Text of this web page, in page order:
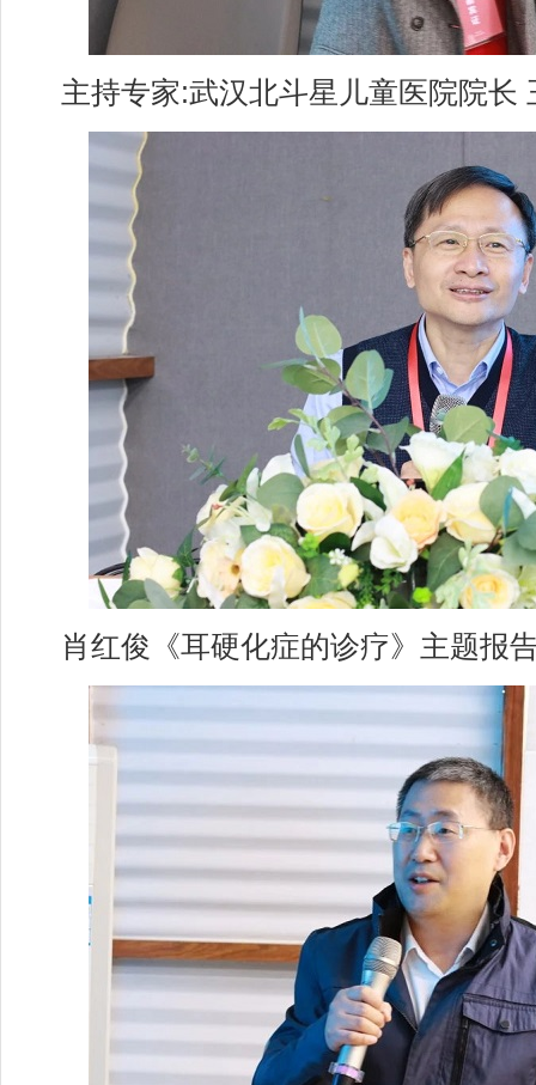
主持专家:武汉北斗星儿童医院院长
肖红俊《耳硬化症的诊疗》主题报